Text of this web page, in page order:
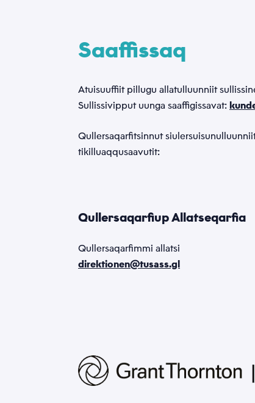
Saaffissaq
Atuisuuffiit pillugu allatulluunniit
Sullissivipput uunga saaffigissavat:
Qullersaqarfitsinnut
tikilluaqqusaavutit:
Qullersaqarfiup Allatseqarfia
Qullersaqarfimmi allatsi
direktionen@tusass.gl